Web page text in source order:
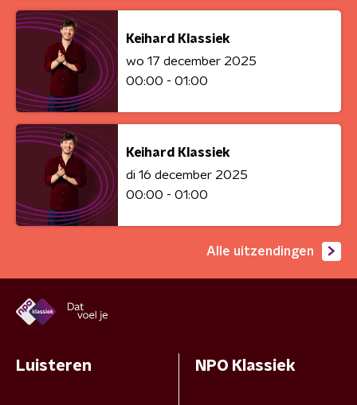
Keihard Klassiek
wo 17 december 2025
00:00 - 01:00
Keihard Klassiek
di 16 december 2025
00:00 - 01:00
Alle uitzendingen
Luisteren NPO Klassiek